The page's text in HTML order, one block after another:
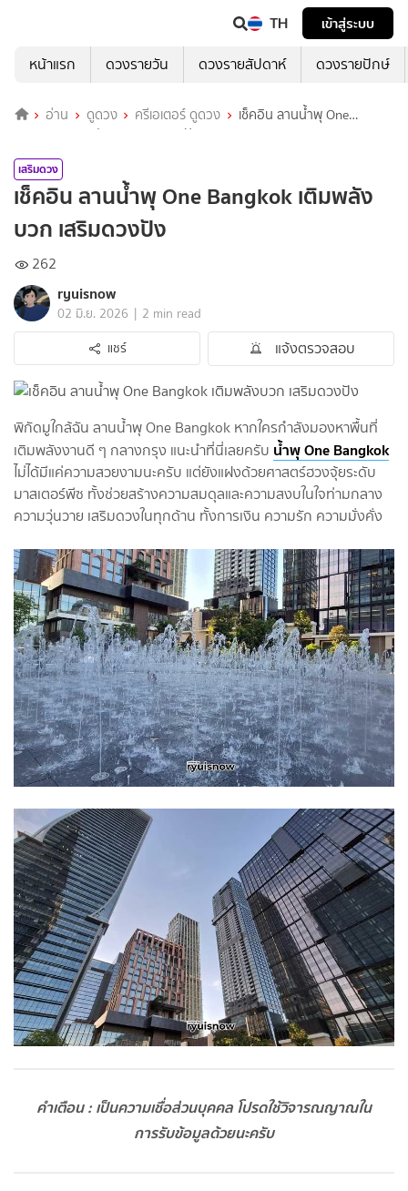
TH
เข้าสู่ระบบ
หน้าแรก
ดวงรายวัน ดวงรายสัปดาห์ ดวงรายปักษ์
อ่าน ดูดวง ครีเอเตอร์ ดูดวง
เช็คอิน ลานน้ำพุ One
Bangkok เติมพลังบวก เสริมดวงปัง
เสริมดวง
เช็คอิน ลานน้ำพุ One Bangkok เติมพลัง
บวก เสริมดวงปัง
262
ryuisnow
02 มิ.ย. 2026 | 2 min read
แชร์
แจ้งตรวจสอบ
พิกัดมูใกล้ฉัน ลานน้ำพุ One Bangkok หากใครกำลังมองหาพื้นที่
เติมพลังงานดี ๆ กลางกรุง แนะนำที่นี่เลยครับ น้ำพุ One Bangkok
ไม่ได้มีแค่ความสวยงามนะครับ แต่ยังแฝงด้วยศาสตร์ฮวงจุ้ยระดับ
มาสเตอร์พีซ ทั้งช่วยสร้างความสมดุลและความสงบในใจท่ามกลาง
ความวุ่นวาย เสริมดวงในทุกด้าน ทั้งการเงิน ความรัก ความมั่งคั่ง
คำเตือน : เป็นความเชื่อส่วนบุคคล โปรดใช้วิจารณญาณใน
การรับข้อมูลด้วยนะครับ